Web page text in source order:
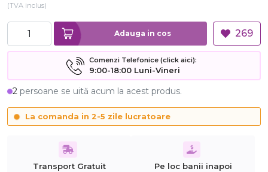
(TVA inclus)
Adauga in cos 269
Comenzi Telefonice (click aici):
9:00-18:00 Luni-Vineri
2 persoane se uită acum la acest produs.
La comanda in 2-5 zile lucratoare
Transport Gratuit Pe loc banii inapoi